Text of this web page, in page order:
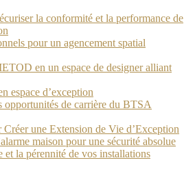
la conformité et la performance de
pour un agencement spatial
en un espace de designer alliant
espace d’exception
opportunités de carrière du BTSA
une Extension de Vie d’Exception
maison pour une sécurité absolue
la pérennité de vos installations